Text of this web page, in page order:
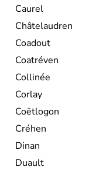
Caurel
Châtelaudren
Coadout
Coatréven
Collinée
Corlay
Coëtlogon
Créhen
Dinan
Duault